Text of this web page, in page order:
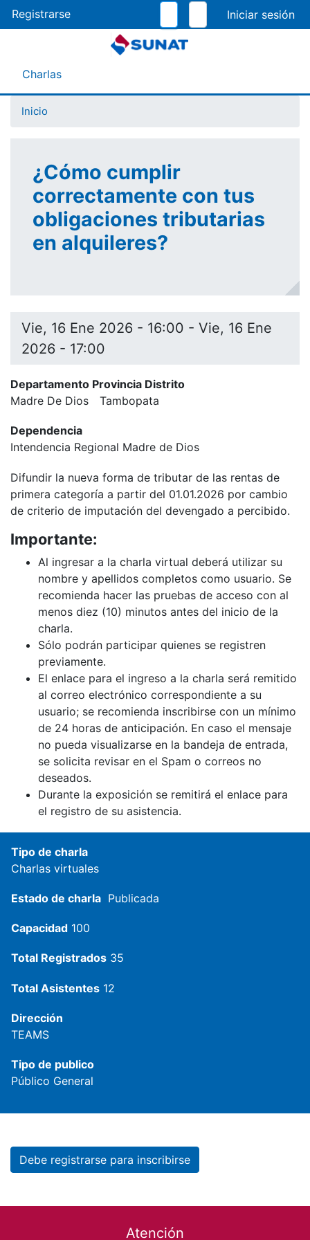
al
contenido
Registrarse
Menú Asistente
Charlas
Inicio
¿Cómo cumplir
correctamente con tus
obligaciones tributarias
en alquileres?​ ​
Vie, 16 Ene 2026 - 16:00 - Vie, 16 Ene
2026 - 17:00
Departamento Provincia Distrito
Madre De Dios
Tambopata
Dependencia
Intendencia Regional Madre de Dios
Difundir la nueva forma de tributar de las rentas de
primera categoría a partir del 01.01.2026 por cambio
de criterio de imputación del devengado a percibido.
Importante:
Al ingresar a la charla virtual deberá utilizar su
nombre y apellidos completos como usuario. Se
recomienda hacer las pruebas de acceso con al
menos diez (10) minutos antes del inicio de la
charla.
Sólo podrán participar quienes se registren
previamente.
El enlace para el ingreso a la charla será remitido
al correo electrónico correspondiente a su
usuario; se recomienda inscribirse con un mínimo
de 24 horas de anticipación. En caso el mensaje
no pueda visualizarse en la bandeja de entrada,
se solicita revisar en el Spam o correos no
deseados.
Durante la exposición se remitirá el enlace para
el registro de su asistencia.
Tipo de charla
Charlas virtuales
Estado de charla Publicada
Capacidad 100
Total Registrados 35
Total Asistentes 12
Dirección
TEAMS
Tipo de publico
Público General
Debe registrarse para inscribirse
Atención